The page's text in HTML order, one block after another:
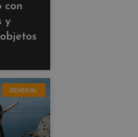
con
y
GENERAL